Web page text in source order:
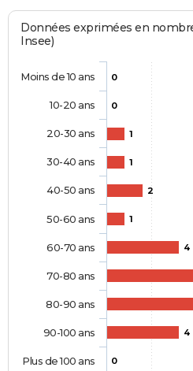
Données exprimées en
Insee)
0
0
1
1
2
1
4
4
0
Moins de 10 ans
10-20 ans
20-30 ans
30-40 ans
40-50 ans
50-60 ans
60-70 ans
70-80 ans
80-90 ans
90-100 ans
Plus de 100 ans